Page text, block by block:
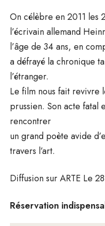
On célèbre en 2011 les
l’écrivain allemand
l’âge de 34 ans, en
a défrayé la chronique
l’étranger.
Le film nous fait revivre
prussien. Son acte fatal
rencontrer
un grand poète avide
travers l’art.
Diffusion sur ARTE Le
Réservation